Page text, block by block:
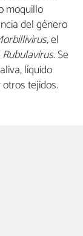
moquillo
del género
el
Rubulavirus.Se
líquido
tejidos.